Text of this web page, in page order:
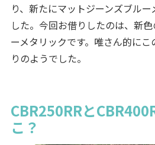
り、新たにマットジーンズブル
した。今回お借りしたのは、新
ーメタリックです。唯さん的に
りのようでした。
CBR250RRと
こ？